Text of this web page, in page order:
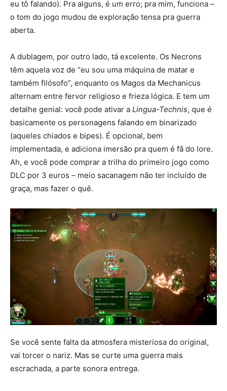
eu tô falando). Pra alguns, é um erro; pra mim, funciona –
o tom do jogo mudou de exploração tensa pra guerra
aberta.
A dublagem, por outro lado, tá excelente. Os Necrons
têm aquela voz de “eu sou uma máquina de matar e
também filósofo”, enquanto os Magos da Mechanicus
alternam entre fervor religioso e frieza lógica. E tem um
detalhe genial: você pode ativar a Lingua-Technis, que é
basicamente os personagens falando em binarizado
(aqueles chiados e bipes). É opcional, bem
implementada, e adiciona imersão pra quem é fã do lore.
Ah, e você pode comprar a trilha do primeiro jogo como
DLC por 3 euros – meio sacanagem não ter incluído de
graça, mas fazer o quê.
Se você sente falta da atmosfera misteriosa do original,
vai torcer o nariz. Mas se curte uma guerra mais
escrachada, a parte sonora entrega.